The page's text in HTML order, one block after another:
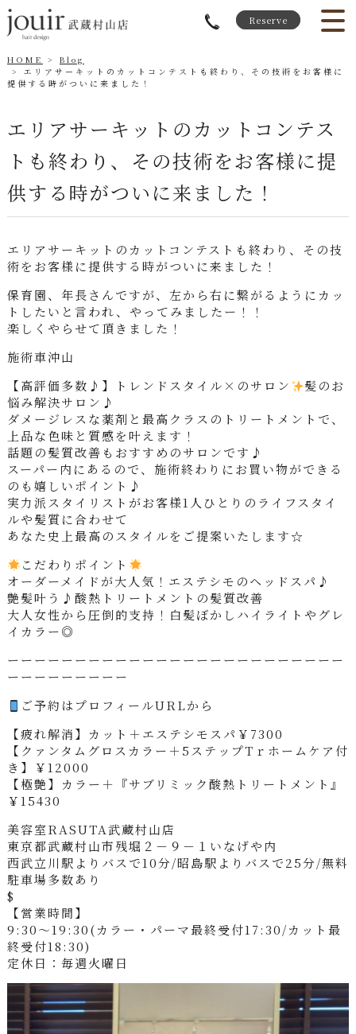
Reserve
HOME
Blog
エリアサーキットのカットコンテストも終わり、その技術をお客様に
提供する時がついに来ました！
エリアサーキットのカットコンテス
トも終わり、その技術をお客様に提
供する時がついに来ました！
エリアサーキットのカットコンテストも終わり、その技
術をお客様に提供する時がついに来ました！
保育園、年長さんですが、左から右に繋がるようにカッ
トしたいと言われ、やってみましたー！！
楽しくやらせて頂きました！
施術車沖山
【高評価多数♪】トレンドスタイル×のサロン
髪のお
悩み解決サロン♪
ダメージレスな薬剤と最高クラスのトリートメントで、
上品な色味と質感を叶えます！
話題の髪質改善もおすすめのサロンです♪
スーパー内にあるので、施術終わりにお買い物ができる
のも嬉しいポイント♪
実力派スタイリストがお客様1人ひとりのライフスタイ
ルや髪質に合わせて
あなた史上最高のスタイルをご提案いたします☆
こだわりポイント
オーダーメイドが大人気！エステシモのヘッドスパ♪
艶髪叶う♪酸熱トリートメントの髪質改善
大人女性から圧倒的支持！白髪ぼかしハイライトやグレ
イカラー◎
ーーーーーーーーーーーーーーーーーーーーーーーーー
ーーーーーーーーー
ご予約はプロフィールURLから
【疲れ解消】カット＋エステシモスパ￥7300
【クァンタムグロスカラー＋5ステップTｒホームケア付
き】￥12000
【極艶】カラー＋『サブリミック酸熱トリートメント』
￥15430
美容室RASUTA武蔵村山店
東京都武蔵村山市残堀２－９－１いなげや内
西武立川駅よりバスで10分/昭島駅よりバスで25分/無料
駐車場多数あり
$
【営業時間】
9:30～19:30(カラー・パーマ最終受付17:30/カット最
終受付18:30)
定休日：毎週火曜日